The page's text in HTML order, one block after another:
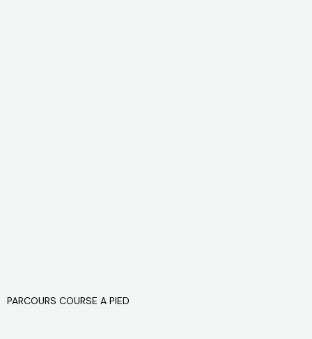
PARCOURS COURSE A PIED